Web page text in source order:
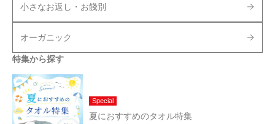
小さなお返し・お餞別
オーガニック
特集から探す
Special
夏におすすめのタオル特集